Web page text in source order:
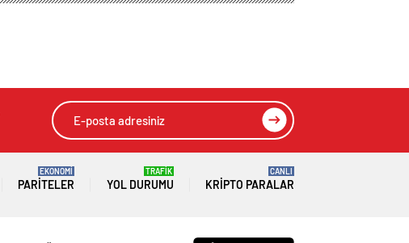
PARITELER
EKONOMİ
YOL DURUMU
TRAFİK
KRIPTO PARALAR
CANLI